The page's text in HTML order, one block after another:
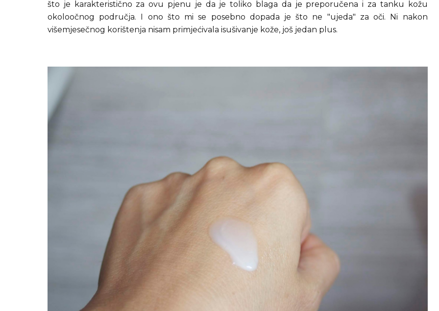
što je karakteristično za ovu pjenu je da je toliko blaga da je preporučena i za tanku kožu
okoloočnog područja. I ono što mi se posebno dopada je što ne "ujeda" za oči. Ni nakon
višemjesečnog korištenja nisam primjećivala isušivanje kože, još jedan plus.